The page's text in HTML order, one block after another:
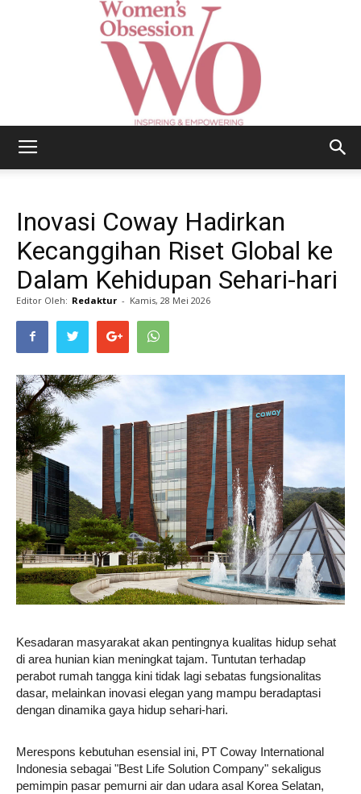
Obsession
|
Life
Career
Style
Inovasi Coway Hadirkan
Kecanggihan Riset Global ke
Dalam Kehidupan Sehari-hari
Editor Oleh: Redaktur - Kamis, 28 Mei 2026
Kesadaran masyarakat akan pentingnya kualitas hidup sehat
di area hunian kian meningkat tajam. Tuntutan terhadap
perabot rumah tangga kini tidak lagi sebatas fungsionalitas
dasar, melainkan inovasi elegan yang mampu beradaptasi
dengan dinamika gaya hidup sehari-hari.
Merespons kebutuhan esensial ini, PT Coway International
Indonesia sebagai "Best Life Solution Company" sekaligus
pemimpin pasar pemurni air dan udara asal Korea Selatan,